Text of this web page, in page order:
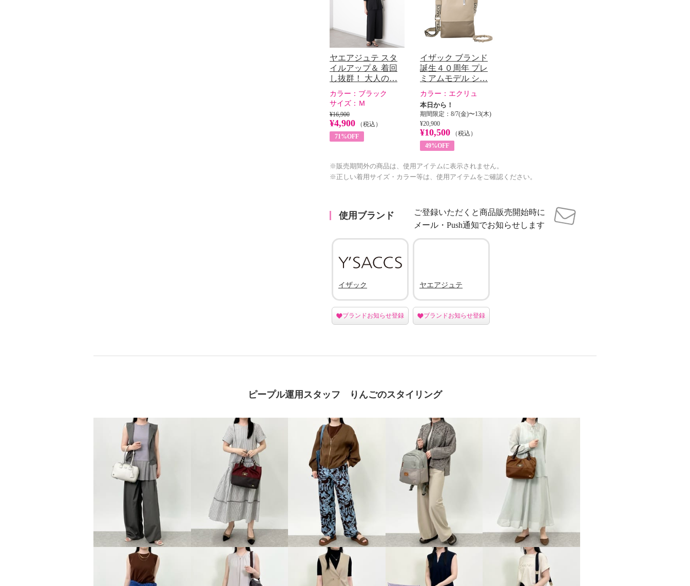
ヤエアジュテ スタ
イルアップ＆ 着回
し抜群！ 大人の…
カラー： ブラック
サイズ： Ｍ
¥16,900
¥4,900
（税込）
71%OFF
イザック ブランド
誕生４０周年 プレ
ミアムモデル シ…
カラー： エクリュ
本日から！
期間限定：8/7(金)〜13(木)
¥20,900
¥10,500
（税込）
49%OFF
※販売期間外の商品は、使用アイテムに表示されません。
※正しい着用サイズ・カラー等は、使用アイテムをご確認ください。
使用ブランド
ご登録いただくと商品販売開始時に
メール・Push通知でお知らせします
イザック
ブランドお知らせ登録
ヤエアジュテ
ブランドお知らせ登録
ピープル運用スタッフ りんごのスタイリング